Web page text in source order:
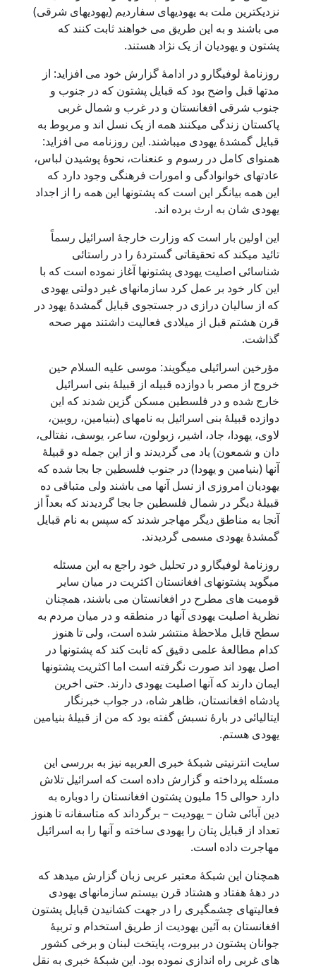
نزدیکترین ملت به یهودیهای سفاردیم (یهودیهای شرقی)
می باشند و به این طریق می خواهند ثابت کنند که
پشتون و یهودیان از یک نژاد هستند.
روزنامۀ لوفیگارو در ادامۀ گزارش خود می افزاید: از
مدتها قبل واضح بود که قبایل پشتون که در جنوب و
جنوب شرقی افغانستان و در غرب و شمال غربی
پاکستان زندگی میکنند همه از یک نسل اند و مربوط به
قبایل گمشدۀ یهودی میباشند. این روزنامه می افزاید:
همنوای کامل در رسوم و عنعنات، نحوۀ پوشیدن لباس،
عادتهای خوانوادگی و امورات فرهنگی وجود دارد که
این همه بیانگر این است که پشتونها این همه را از اجداد
یهودی شان به ارث برده اند.
این اولین بار است که وزارت خارجۀ اسرائیل رسماً
تائید میکند که تحقیقاتی گستردۀ را در راستائی
شناسائی اصلیت یهودی پشتونها آغاز نموده است که با
این کار خود بر عمل کرد سازمانهای غیر دولتی یهودی
که از سالیان درازی در جستجوی قبایل گمشدۀ یهود در
قرن هشتم قبل از میلادی فعالیت داشتند مهر صحه
گذاشت.
مؤرخین اسرائیلی میگویند: موسی علیه السلام حین
خروج از مصر با دوازده قبیله از قبیلۀ بنی اسرائیل
خارج شده و در فلسطین مسکن گزین شدند که این
دوازده قبیلۀ بنی اسرائیل به نامهای (بنیامین، روبین،
لاوی، یهودا، جاد، اشیر، زبولون، ساعر، یوسف، نفتالی،
دان و شمعون) یاد می گردیدند و از این جمله دو قبیلۀ
آنها (بنیامین و یهودا) در جنوب فلسطین جا بجا شده که
یهودیان امروزی از نسل آنها می باشند ولی متباقی ده
قبیلۀ دیگر در شمال فلسطین جا بجا گردیدند که بعداً از
آنجا به مناطق دیگر مهاجر شدند که سپس به نام قبایل
گمشدۀ یهودی مسمی گردیدند.
روزنامۀ لوفیگارو در تحلیل خود راجع به این مسئله
میگوید پشتونهای افغانستان اکثریت در میان سایر
قومیت های مطرح در افغانستان می باشند، همچنان
نظریۀ اصلیت یهودی آنها در منطقه و در میان مردم به
سطح قابل ملاحظۀ منتشر شده است، ولی تا هنوز
کدام مطالعۀ علمی دقیق که ثابت کند که پشتونها در
اصل یهود اند صورت نگرفته است اما اکثریت پشتونها
ایمان دارند که آنها اصلیت یهودی دارند. حتی اخرین
پادشاه افغانستان، ظاهر شاه، در جواب خبرنگار
ایتالیائی در بارۀ نسبش گفته بود که من از قبیلۀ بنیامین
یهودی هستم.
سایت انترنیتی شبکۀ خبری العربیه نیز به بررسی این
مسئله پرداخته و گزارش داده است که اسرائیل تلاش
دارد حوالی 15 ملیون پشتون افغانستان را دوباره به
دین آبائی شان – یهودیت – برگرداند که متاسفانه تا هنوز
تعداد از قبایل پتان را یهودی ساخته و آنها را به اسرائیل
مهاجرت داده است.
همچنان این شبکۀ معتبر عربی زبان گزارش میدهد که
در دهۀ هفتاد و هشتاد قرن بیستم سازمانهای یهودی
فعالیتهای چشمگیری را در جهت کشانیدن قبایل پشتون
افغانستان به آئین یهودیت از طریق استخدام و تربیۀ
جوانان پشتون در بیروت، پایتخت لبنان و برخی کشور
های غربی راه اندازی نموده بود. این شبکۀ خبری به نقل